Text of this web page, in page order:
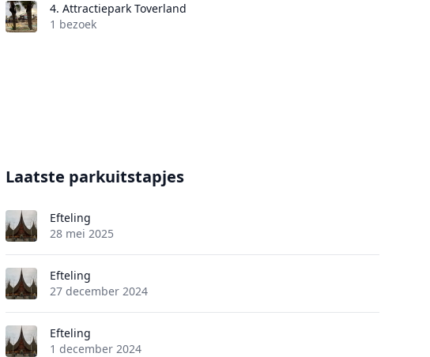
4. Attractiepark Toverland
1 bezoek
Laatste parkuitstapjes
Efteling
28 mei 2025
Efteling
27 december 2024
Efteling
1 december 2024